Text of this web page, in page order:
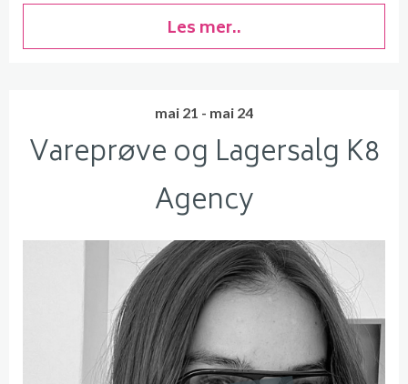
Les mer..
mai 21 - mai 24
Vareprøve og Lagersalg K8
Agency